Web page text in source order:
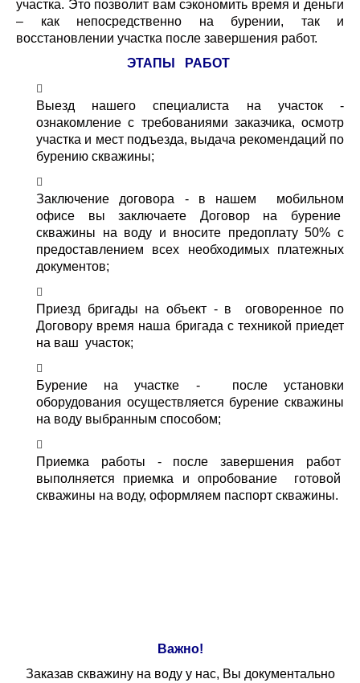
участка. Это позволит вам сэкономить время и деньги
– как непосредственно на бурении, так и
восстановлении участка после завершения работ.
ЭТАПЫ РАБОТ
Выезд нашего специалиста на участок -
ознакомление с требованиями заказчика, осмотр
участка и мест подъезда, выдача рекомендаций по
бурению скважины;
Заключение договора - в нашем мобильном
офисе вы заключаете Договор на бурение
скважины на воду и вносите предоплату 50% с
предоставлением всех необходимых платежных
документов;
Приезд бригады на объект - в оговоренное по
Договору время наша бригада с техникой приедет
на ваш участок;
Бурение на участке - после установки
оборудования осуществляется бурение скважины
на воду выбранным способом;
Приемка работы - после завершения работ
выполняется приемка и опробование готовой
скважины на воду, оформляем паспорт скважины.
Важно!
Заказав скважину на воду у нас, Вы документально